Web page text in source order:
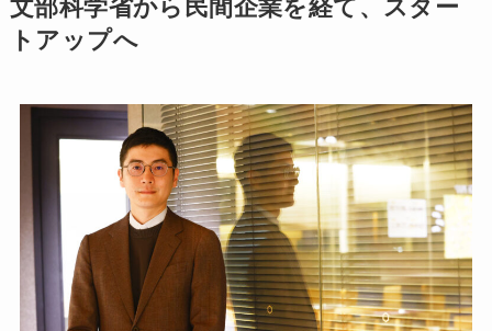
文部科学省から民間企業を経て、スター
トアップへ